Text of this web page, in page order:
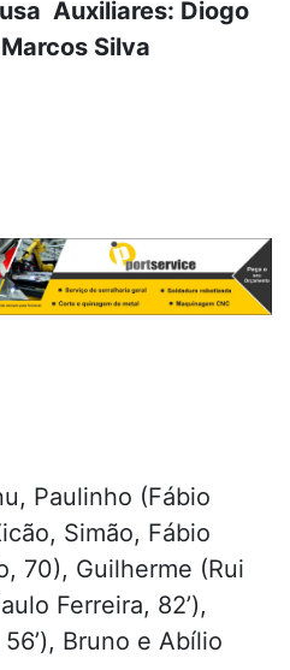
Auxiliares: Diogo
Silva
Paulinho (Fábio
Simão, Fábio
70), Guilherme (Rui
Ferreira, 82’),
Bruno e Abílio